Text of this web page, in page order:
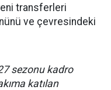
transferleri
ve çevresindeki
sezonu kadro
katılan